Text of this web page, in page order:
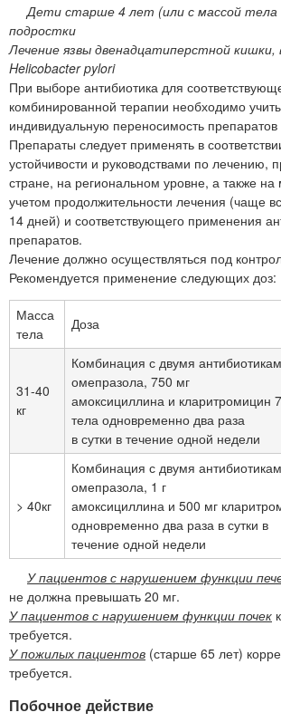
Дети старше 4 лет (или с массой тела
подростки
Лечение язвы двенадцатиперстной кишки,
Helicobacter pylori
При выборе антибиотика для
комбинированной терапии необходимо
индивидуальную переносимость
Препараты следует применять в
устойчивости и руководствами по лечению,
стране, на региональном уровне, а также
учетом продолжительности лечения (чаще
14 дней) и соответствующего применения
препаратов.
Лечение должно осуществляться под
Рекомендуется применение следующих доз:
Масса
тела
Доза
31-40
кг
Комбинация с двумя
омепразола, 750 мг
амоксициллина и кларитромицин
тела одновременно два раза
в сутки в течение одной недели
> 40кг
Комбинация с двумя
омепразола, 1 г
амоксициллина и 500 мг
одновременно два раза в сутки в
течение одной недели
У пациентов с нарушением функции
не должна превышать 20 мг.
У пациентов с нарушением функции почек
требуется.
У пожилых пациентов (старше 65 лет)
требуется.
Побочное действие